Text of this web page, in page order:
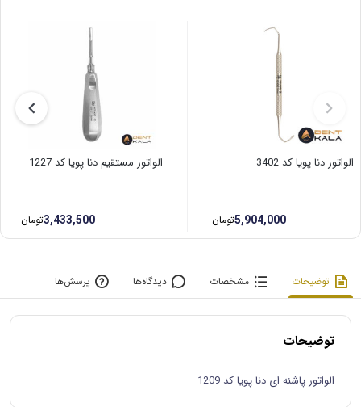
الواتور دنا پویا کد 3402
5,904,000تومان
الواتور مستقیم دنا پویا کد 1227
3,433,500تومان
توضیحات مشخصات دیدگاه‌ها پرسش‌ها
توضیحات
الواتور پاشنه ای دنا پویا کد 1209